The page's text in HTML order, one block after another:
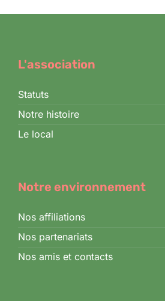
L'association
Statuts
Notre histoire
Le local
Notre environnement
Nos affiliations
Nos partenariats
Nos amis et contacts